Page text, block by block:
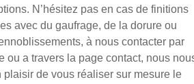
N’hésitez pas en cas de finitions
avec du gaufrage, de la dorure ou
à nous contacter par
ou a travers la page contact, nous
plaisir de vous réaliser sur mesure le